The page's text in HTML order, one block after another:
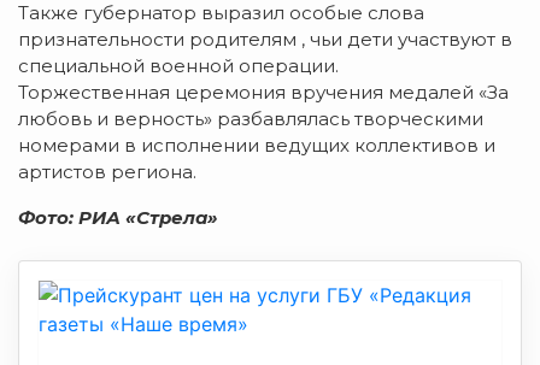
Также губернатор выразил особые слова
признательности родителям , чьи дети участвуют в
специальной военной операции.
Торжественная церемония вручения медалей «За
любовь и верность» разбавлялась творческими
номерами в исполнении ведущих коллективов и
артистов региона.
Фото: РИА «Стрела»